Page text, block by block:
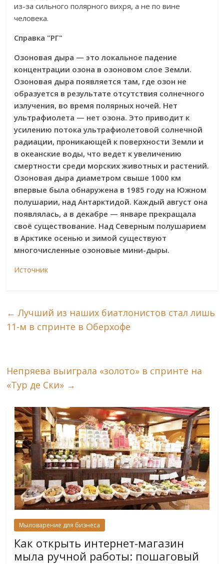
из-за сильного полярного вихря, а не по вине
человека.
Справка "РГ"
Озоновая дыра — это локальное падение
концентрации озона в озоновом слое Земли.
Озоновая дыра появляется там, где озон не
образуется в результате отсутствия солнечного
излучения, во время полярных ночей. Нет
ультрафиолета — нет озона. Это приводит к
усилению потока ультрафиолетовой солнечной
радиации, проникающей к поверхности Земли и
в океанские воды, что ведет к увеличению
смертности среди морских животных и растений.
Озоновая дыра диаметром свыше 1000 км
впервые была обнаружена в 1985 году на Южном
полушарии, над Антарктидой. Каждый август она
появлялась, а в декабре — январе прекращала
своё существование. Над Северным полушарием
в Арктике осенью и зимой существуют
многочисленные озоновые мини-дыры.
Источник
← Лучший из наших биатлонистов стал лишь
11-м в спринте в Оберхофе
Непряева выиграла «золото» в спринте на
«Тур де Ски» →
Мыловарение для бизнеса
Как открыть интернет-магазин
мыла ручной работы: пошаговый